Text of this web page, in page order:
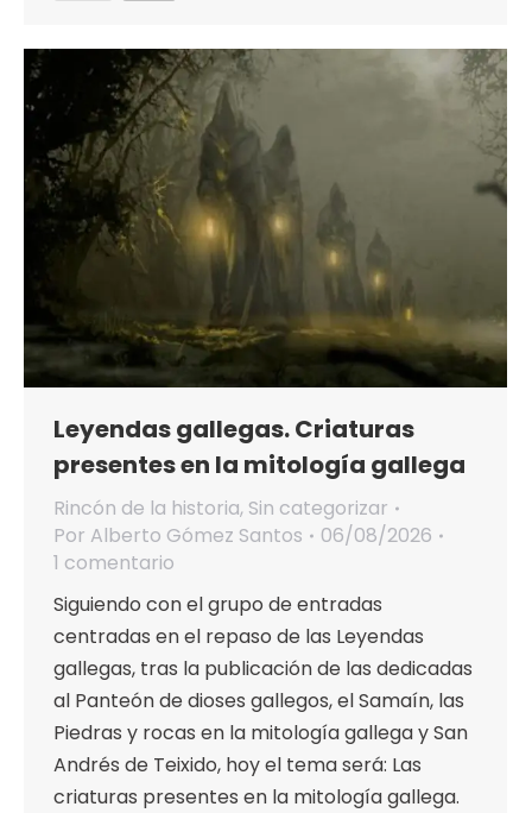
Leyendas gallegas. Criaturas
presentes en la mitología gallega
Rincón de la historia, Sin categorizar
Por Alberto Gómez Santos
06/08/2026
1 comentario
Siguiendo con el grupo de entradas
centradas en el repaso de las Leyendas
gallegas, tras la publicación de las dedicadas
al Panteón de dioses gallegos, el Samaín, las
Piedras y rocas en la mitología gallega y San
Andrés de Teixido, hoy el tema será: Las
criaturas presentes en la mitología gallega.